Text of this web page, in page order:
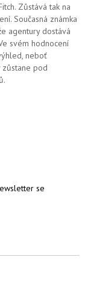
Zůstává tak na
Současná známka
agentury dostává
svém hodnocení
neboť
pod
se